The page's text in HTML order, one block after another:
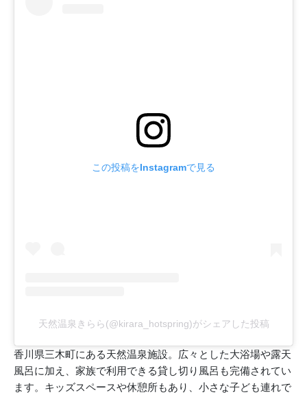
この投稿をInstagramで見る
天然温泉きらら(@kirara_hotspring)がシェアした投稿
香川県三木町にある天然温泉施設。広々とした大浴場や露天
風呂に加え、家族で利用できる貸し切り風呂も完備されてい
ます。キッズスペースや休憩所もあり、小さな子ども連れで